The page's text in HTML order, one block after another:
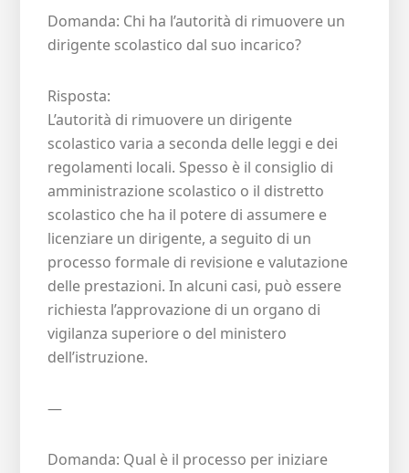
Domanda: Chi ha l’autorità di rimuovere un
dirigente scolastico dal suo incarico?
Risposta:
L’autorità di rimuovere un dirigente
scolastico varia a seconda delle leggi e dei
regolamenti locali. Spesso è il consiglio di
amministrazione scolastico o il distretto
scolastico che ha il potere di assumere e
licenziare un dirigente, a seguito di un
processo formale di revisione e valutazione
delle prestazioni. In alcuni casi, può essere
richiesta l’approvazione di un organo di
vigilanza superiore o del ministero
dell’istruzione.
—
Domanda: Qual è il processo per iniziare